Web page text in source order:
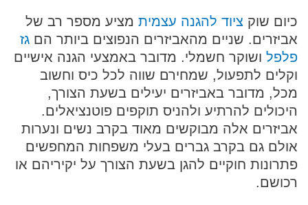
כיום שוק ציוד להגנה עצמית מציע מספר רב של
אביזרים. שניים מהאביזרים הנפוצים ביותר הם גז
פלפל ושוקר חשמלי. מדובר באמצעי הגנה אישיים
וקלים לתפעול, שמחירם שווה לכל כיס וחשוב
מכל, מדובר באביזרים יעילים בשעת הצורך,
היכולים להרתיע ולהניס תוקפים פוטנציאלים.
אביזרים אלה מבוקשים מאוד בקרב נשים ונערות
אולם גם בקרב גברים בעלי משפחות המחפשים
פתרונות חוקיים להגן בשעת הצורך על יקיריהם או
רכושם.